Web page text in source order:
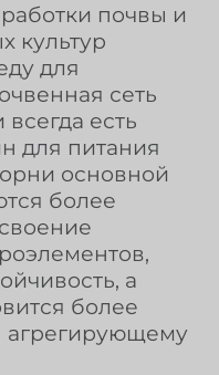
почвы и
культур
для
сеть
всегда есть
для питания
основной
более
а
более
агрегирующему